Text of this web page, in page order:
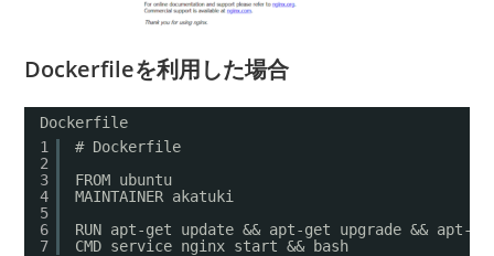
Dockerfileを利用した場合
Dockerfile
1
2
3
4
5
6
7
# Dockerfile
FROM ubuntu
MAINTAINER akatuki
RUN apt-get update && apt-get upgrade &&
CMD service nginx start && bash